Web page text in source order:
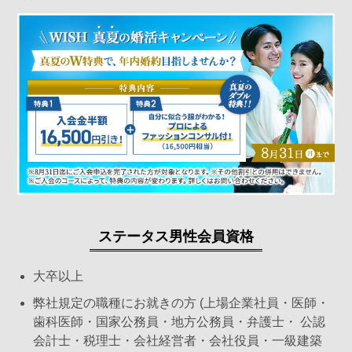
ステータス男性会員資格
大卒以上
弊社規定の職種にお就きの方 (上場企業社員・医師・
歯科医師・国家公務員・地方公務員・弁護士・ 公認
会計士・税理士・会社経営者・会社役員・一級建築